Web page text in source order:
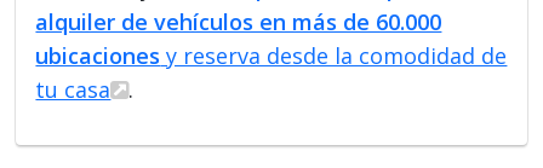
alquiler de vehículos en más de 60.000
ubicaciones y reserva desde la comodidad de
tu casa
.